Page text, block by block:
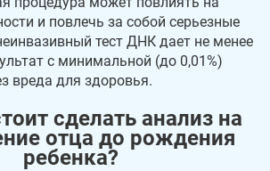
и повлечь за собой серьезные
тест ДНК дает не менее
с минимальной (до 0,01%)
вреда для здоровья.
сделать анализ на
отца до рождения
ребенка?